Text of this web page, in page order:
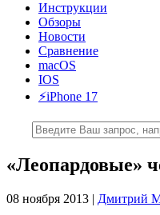
Инструкции
Обзоры
Новости
Сравнение
macOS
IOS
⚡️iPhone 17
«Леопардовые»
08 ноября 2013 | Дмитрий